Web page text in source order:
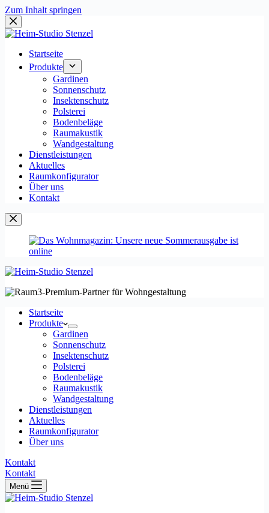
Zum Inhalt springen
Startseite
Produkte
Gardinen
Sonnenschutz
Insektenschutz
Polsterei
Bodenbeläge
Raumakustik
Wandgestaltung
Dienstleistungen
Aktuelles
Raumkonfigurator
Über uns
Kontakt
Startseite
Produkte
Gardinen
Sonnenschutz
Insektenschutz
Polsterei
Bodenbeläge
Raumakustik
Wandgestaltung
Dienstleistungen
Aktuelles
Raumkonfigurator
Über uns
Kontakt
Kontakt
Menü